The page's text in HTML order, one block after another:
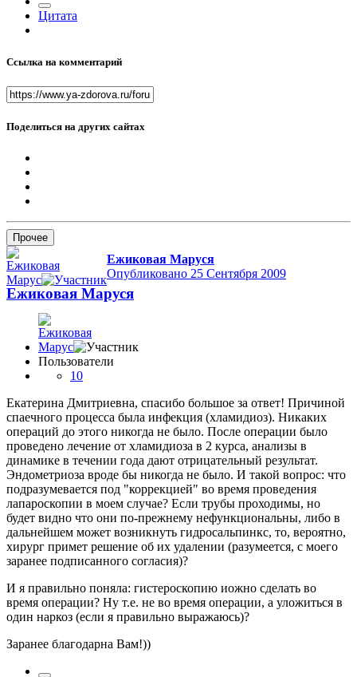
Цитата
Ссылка на комментарий
Поделиться на других сайтах
Прочее
Ежиковая Маруся
Опубликовано 25 Сентября 2009
Ежиковая Маруся
Пользователи
10
Екатерина Дмитриевна, спасибо большое за ответ! Причиной
спаечного процесса была инфекция (хламидиоз). Никаких
операций до этого никогда не было. После операции было
проведено лечение от хламидиоза в 2 курса, анализы в
динамике в течении года дают отрицательный результат.
Эндометриоза вроде бы никогда не было. И такой вопрос: что
подразумевается под "коррекцией" во время проведения
лапароскопии в моем случае? Если трубы проходимы, но
будет видно что они по-прежнему нефункциональны, либо в
дальнейшем может возникнуть гидросальпинкс, то, вероятно,
хирург примет решение об их удалении (разумеется, с моего
заранее подписанного согласия)?
И я правильно поняла: гистероскопию иожно сделать во
время операции? Ну т.е. не во время операции, а уложиться в
один наркоз (если я правильно выражаюсь)?
Заранее благодарна Вам!))